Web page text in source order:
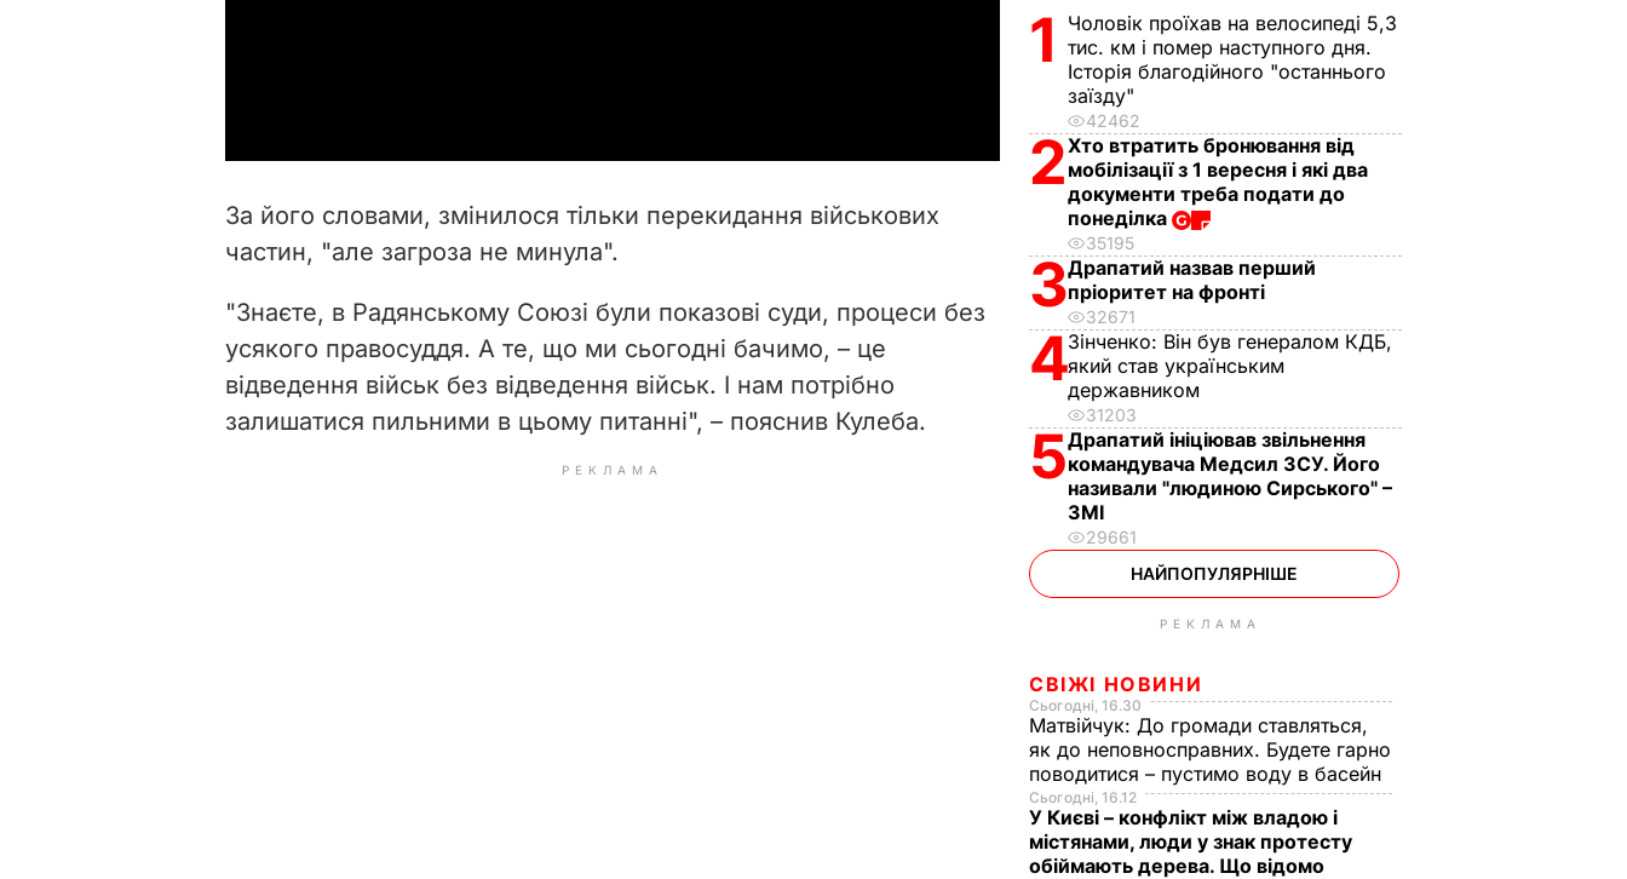
d
e
o
За його словами, змінилося тільки перекидання військових
частин, "але загроза не минула".
"Знаєте, в Радянському Союзі були показові суди, процеси без
усякого правосуддя. А те, що ми сьогодні бачимо, – це
відведення військ без відведення військ. І нам потрібно
залишатися пильними в цьому питанні", – пояснив Кулеба.
РЕКЛАМА
1
Чоловік проїхав на велосипеді 5,3
тис. км і помер наступного дня.
Історія благодійного "останнього
заїзду"
42462
2Хто втратить бронювання від
мобілізації з 1 вересня і які два
документи треба подати до
понеділка
35195
3Драпатий назвав перший
пріоритет на фронті
32671
4Зінченко: Він був генералом КДБ,
який став українським
державником
31203
5Драпатий ініціював звільнення
командувача Медсил ЗСУ. Його
називали "людиною Сирського" –
ЗМІ
29661
НАЙПОПУЛЯРНІШЕ
РЕКЛАМА
СВІЖІ НОВИНИ
Сьогодні, 16.30
Матвійчук: До громади ставляться,
як до неповносправних. Будете гарно
поводитися – пустимо воду в басейн
Сьогодні, 16.12
У Києві – конфлікт між владою і
містянами, люди у знак протесту
обіймають дерева. Що відомо